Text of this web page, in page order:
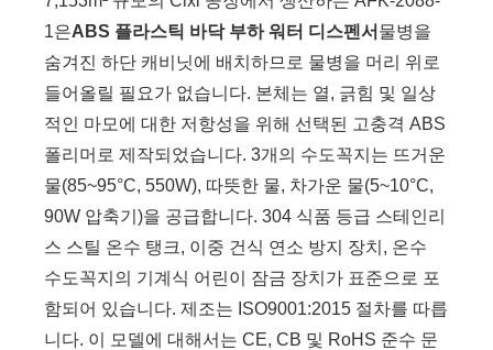
1은ABS 플라스틱 바닥 부하 워터 디스펜서 물병을
숨겨진 하단 캐비닛에 배치하므로 물병을 머리 위로
들어올릴 필요가 없습니다. 본체는 열, 긁힘 및 일상
적인 마모에 대한 저항성을 위해 선택된 고충격 ABS
폴리머로 제작되었습니다. 3개의 수도꼭지는 뜨거운
물(85~95°C, 550W), 따뜻한 물, 차가운 물(5~10°C,
90W 압축기)을 공급합니다. 304 식품 등급 스테인리
스 스틸 온수 탱크, 이중 건식 연소 방지 장치, 온수
수도꼭지의 기계식 어린이 잠금 장치가 표준으로 포
함되어 있습니다. 제조는 ISO9001:2015 절차를 따릅
니다. 이 모델에 대해서는 CE, CB 및 RoHS 준수 문